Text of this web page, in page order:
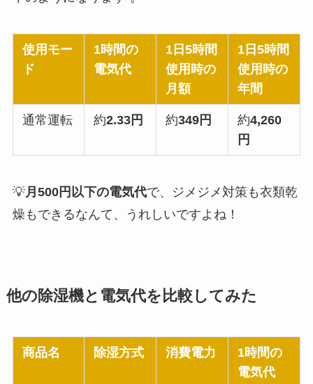
使用モー
ド
1時間の
電気代
1日5時間
使用時の
月額
1日5時間
使用時の
年間
通常運転 約2.33円 約349円 約4,260
円
💡月500円以下の電気代で、ジメジメ対策も衣類乾
燥もできるなんて、うれしいですよね！
他の除湿機と電気代を比較してみた
商品名 除湿方式 消費電力
1時間の
電気代